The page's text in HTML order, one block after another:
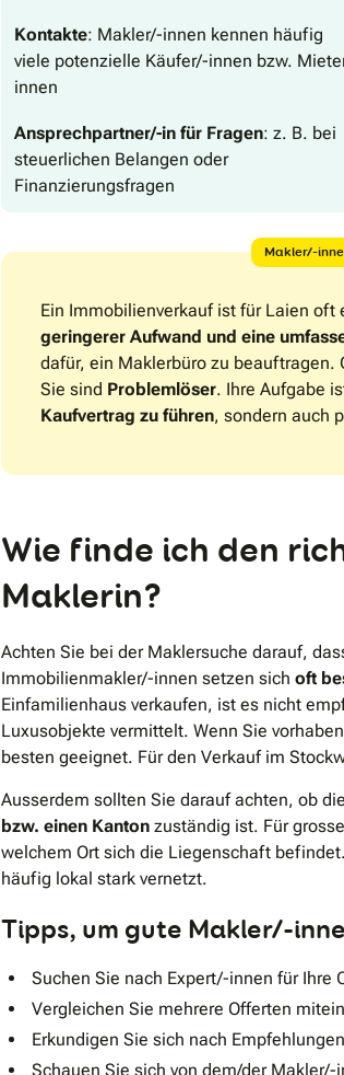
Kontakte: Makler/-innen kennen häufig
viele potenzielle Käufer/-innen bzw.
innen
Ansprechpartner/-in für Fragen: z. B. bei
steuerlichen Belangen oder
Finanzierungsfragen
Makler/-
Ein Immobilienverkauf ist für Laien oft
geringerer Aufwand und eine
dafür, ein Maklerbüro zu
Sie sind Problemlöser. Ihre Aufgabe
Kaufvertrag zu führen, sondern auch
Wie finde ich den
Maklerin?
Achten Sie bei der Maklersuche darauf,
Immobilienmakler/-innen setzen sich oft
Einfamilienhaus verkaufen, ist es nicht
Luxusobjekte vermittelt. Wenn Sie
besten geeignet. Für den Verkauf im
Ausserdem sollten Sie darauf achten, ob
bzw. einen Kanton zuständig ist. Für
welchem Ort sich die Liegenschaft
häufig lokal stark vernetzt.
Tipps, um gute Makler/-
Suchen Sie nach Expert/-innen für Ihre
Vergleichen Sie mehrere Offerten
Erkundigen Sie sich nach
Schauen Sie sich von dem/der Makler/-